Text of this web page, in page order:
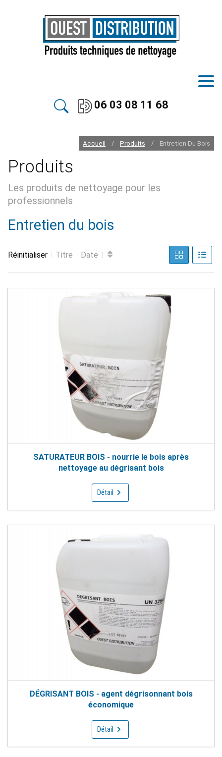
06 03 08 11 68
Accueil / Produits / Entretien Du Bois
Produits
Les produits de nettoyage pour les
professionnels
Entretien du bois
Réinitialiser Titre Date
SATURATEUR BOIS - nourrie le bois après
nettoyage au dégrisant bois
Détail
DÉGRISANT BOIS - agent dégrisonnant bois
économique
Détail